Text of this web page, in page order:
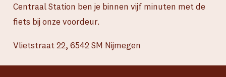
Centraal Station ben je binnen vijf minuten met de
fiets bij onze voordeur.
Vlietstraat 22, 6542 SM Nijmegen